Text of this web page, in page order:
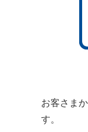
お客さま
す。